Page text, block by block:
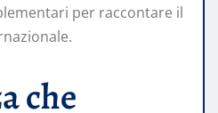
per raccontare il
che